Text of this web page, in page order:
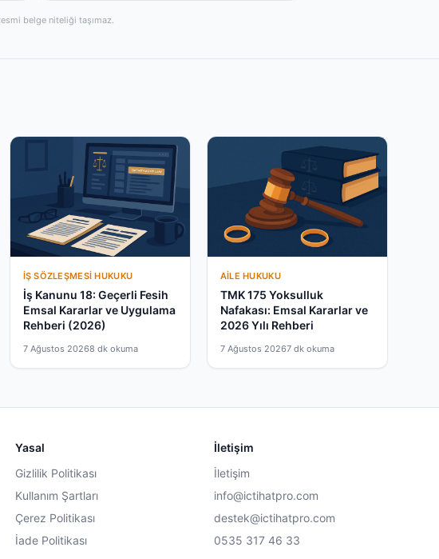
belge niteliği taşımaz.
İŞ SÖZLEŞMESI HUKUKU
İş Kanunu 18: Geçerli Fesih
Emsal Kararlar ve Uygulama
Rehberi (2026)
7 Ağustos 20268 dk okuma
AILE HUKUKU
TMK 175 Yoksulluk
Nafakası: Emsal Kararlar ve
2026 Yılı Rehberi
7 Ağustos 20267 dk okuma
Yasal
Gizlilik Politikası
Kullanım Şartları
Çerez Politikası
İade Politikası
İletişim
İletişim
info@ictihatpro.com
destek@ictihatpro.com
0535 317 46 33